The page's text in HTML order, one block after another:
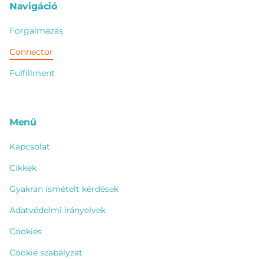
Navigáció
Forgalmazás
Connector
Fulfillment
Menü
Kapcsolat
Cikkek
Gyakran ismételt kérdések
Adatvédelmi irányelvek
Cookies
Cookie szabályzat